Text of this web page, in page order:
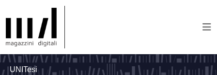
UNITesi